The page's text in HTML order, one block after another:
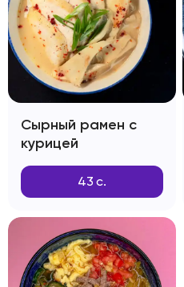
Сырный рамен с
курицей
43 с.